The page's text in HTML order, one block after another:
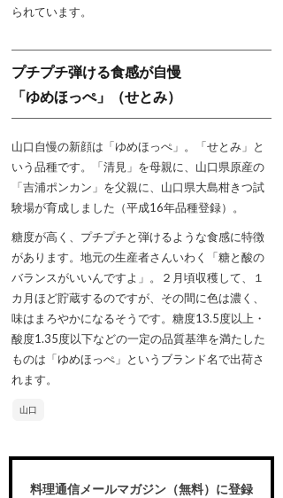
られています。
プチプチ弾ける食感が自慢
「ゆめほっぺ」（せとみ）
山口自慢の新顔は「ゆめほっぺ」。「せとみ」と
いう品種です。「清見」を母親に、山口県原産の
「吉浦ポンカン」を父親に、山口県大島柑きつ試
験場が育成しました（平成16年品種登録）。
糖度が高く、プチプチと弾けるような食感に特徴
があります。地元の生産者さんいわく「糖と酸の
バランスがいいんですよ」。２月頃収穫して、１
カ月ほど貯蔵するのですが、その間に色は濃く、
味はまろやかになるそうです。糖度13.5度以上・
酸度1.35度以下などの一定の品質基準を満たした
ものは「ゆめほっぺ」というブランド名で出荷さ
れます。
山口
料理通信メールマガジン（無料）に登録